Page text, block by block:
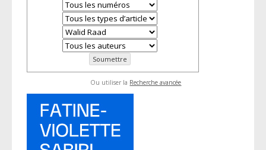
Ou utiliser la Recherche avancée